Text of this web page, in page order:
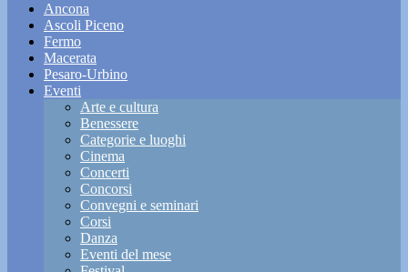
Ancona
Ascoli Piceno
Fermo
Macerata
Pesaro-Urbino
Eventi
Arte e cultura
Benessere
Categorie e luoghi
Cinema
Concerti
Concorsi
Convegni e seminari
Corsi
Danza
Eventi del mese